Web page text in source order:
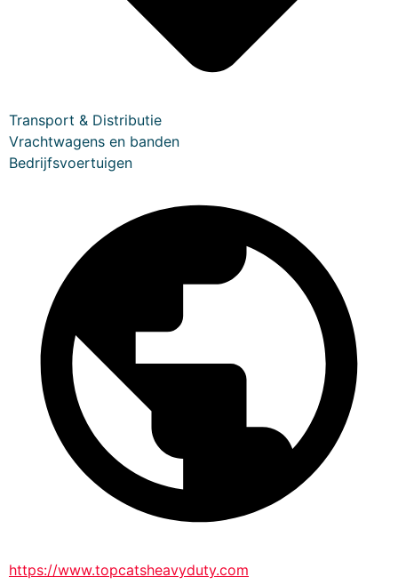
Transport & Distributie
Vrachtwagens en banden
Bedrijfsvoertuigen
https://www.topcatsheavyduty.com